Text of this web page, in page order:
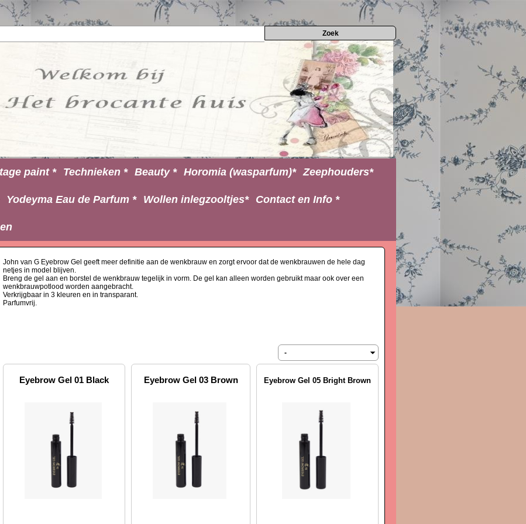
paint * Technieken * Beauty * Horomia (wasparfum)* Zeephouders*
Yodeyma Eau de Parfum * Wollen inlegzooltjes* Contact en Info *
John van G Eyebrow Gel geeft meer definitie aan de wenkbrauw en zorgt ervoor dat de wenkbrauwen de hele dag
netjes in model blijven.
Breng de gel aan en borstel de wenkbrauw tegelijk in vorm. De gel kan alleen worden gebruikt maar ook over een
wenkbrauwpotlood worden aangebracht.
Verkrijgbaar in 3 kleuren en in transparant.
Parfumvrij.
Eyebrow Gel 01 Black Eyebrow Gel 03 Brown Eyebrow Gel 05 Bright Brown